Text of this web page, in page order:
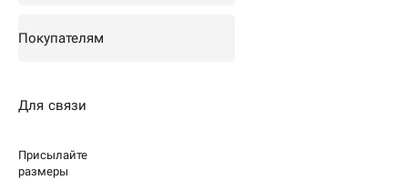
Покупателям
Для связи
Присылайте
размеры